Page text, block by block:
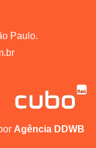
Paulo.
Agência DDWB